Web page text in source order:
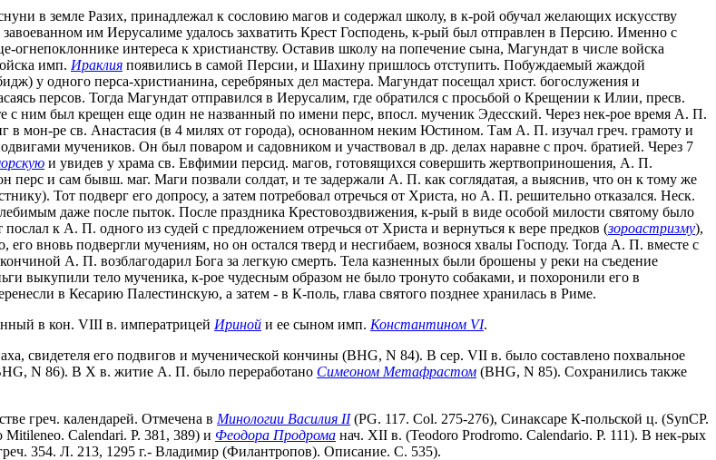
в земле Разих, принадлежал к сословию магов и содержал школу, в к-рой обучал желающих искусству
им Иерусалиме удалось захватить Крест Господень, к-рый был отправлен в Персию. Именно с
интереса к христианству. Оставив школу на попечение сына, Магундат в числе войска
имп. Ираклия появились в самой Персии, и Шахину пришлось отступить. Побуждаемый жаждой
у одного перса-христианина, серебряных дел мастера. Магундат посещал христ. богослужения и
персов. Тогда Магундат отправился в Иерусалим, где обратился с просьбой о Крещении к Илии, пресв.
с ним был крещен еще один не названный по имени перс, впосл. мученик Эдесский. Через нек-рое время А. П.
в мон-ре св. Анастасия (в 4 милях от города), основанном неким Юстином. Там А. П. изучал греч. грамоту и
мучеников. Он был поваром и садовником и участвовал в др. делах наравне с проч. братией. Через 7
и увидев у храма св. Евфимии персид. магов, готовящихся совершить жертвоприношения, А. П.
и сам бывш. маг. Маги позвали солдат, и те задержали А. П. как соглядатая, а выяснив, что он к тому же
Тот подверг его допросу, а затем потребовал отречься от Христа, но А. П. решительно отказался. Неск.
даже после пыток. После праздника Крестовоздвижения, к-рый в виде особой милости святому было
к А. П. одного из судей с предложением отречься от Христа и вернуться к вере предков (зороастризму),
вновь подвергли мучениям, но он остался тверд и несгибаем, вознося хвалы Господу. Тогда А. П. вместе с
А. П. возблагодарил Бога за легкую смерть. Тела казненных были брошены у реки на съедение
выкупили тело мученика, к-рое чудесным образом не было тронуто собаками, и похоронили его в
в Кесарию Палестинскую, а затем - в К-поль, глава святого позднее хранилась в Риме.
в кон. VIII в. императрицей Ириной и ее сыном имп. Константином VI.
свидетеля его подвигов и мученической кончины (BHG, N 84). В сер. VII в. было составлено похвальное
N 86). В X в. житие А. П. было переработано Симеоном Метафрастом (BHG, N 85). Сохранились также
греч. календарей. Отмечена в Минологии Василия II(PG. 117. Col. 275-276), Синаксаре К-польской ц. (SynCP.
Calendari. P. 381, 389) и Феодора Продрома нач. XII в. (Teodoro Prodromo. Calendario. P. 111). В нек-рых
354. Л. 213, 1295 г.- Владимир (Филантропов). Описание. С. 535).